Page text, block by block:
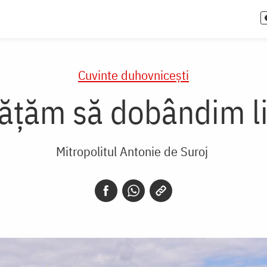
Cuvinte duhovnicești
să dobândim
Mitropolitul Antonie de Suroj